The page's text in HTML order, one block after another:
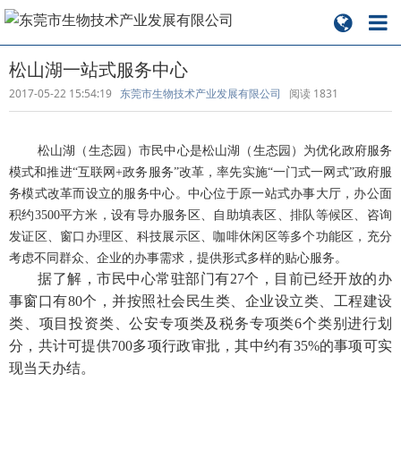
松山湖一站式服务中心
2017-05-22 15:54:19 东莞市生物技术产业发展有限公司 阅读 1831
松山湖（生态园）市民中心是松山湖（生态园）为优化政府服务
模式和推进“互联网+政务服务”改革，率先实施“一门式一网式”政府服
务模式改革而设立的服务中心。中心位于原一站式办事大厅，办公面
积约3500平方米，设有导办服务区、自助填表区、排队等候区、咨询
发证区、窗口办理区、科技展示区、咖啡休闲区等多个功能区，充分
考虑不同群众、企业的办事需求，提供形式多样的贴心服务。
据了解，市民中心常驻部门有27个，目前已经开放的办
事窗口有80个，并按照社会民生类、企业设立类、工程建设
类、项目投资类、公安专项类及税务专项类6个类别进行划
分，共计可提供700多项行政审批，其中约有35%的事项可实
现当天办结。